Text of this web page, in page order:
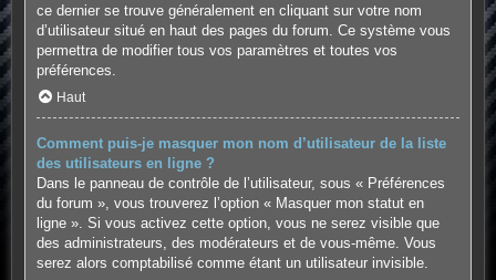
ce dernier se trouve généralement en cliquant sur votre nom
d’utilisateur situé en haut des pages du forum. Ce système vous
permettra de modifier tous vos paramètres et toutes vos
préférences.
Haut
Comment puis-je masquer mon nom d’utilisateur de la liste
des utilisateurs en ligne ?
Dans le panneau de contrôle de l’utilisateur, sous « Préférences
du forum », vous trouverez l’option « Masquer mon statut en
ligne ». Si vous activez cette option, vous ne serez visible que
des administrateurs, des modérateurs et de vous-même. Vous
serez alors comptabilisé comme étant un utilisateur invisible.